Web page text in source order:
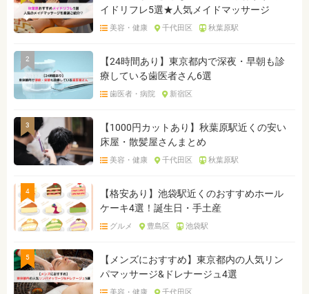
イドリフレ5選★人気メイドマッサージ
美容・健康 千代田区 秋葉原駅
2
【24時間あり】東京都内で深夜・早朝も診
療している歯医者さん6選
歯医者・病院 新宿区
3
【1000円カットあり】秋葉原駅近くの安い
床屋・散髪屋さんまとめ
美容・健康 千代田区 秋葉原駅
4
【格安あり】池袋駅近くのおすすめホール
ケーキ4選！誕生日・手土産
グルメ 豊島区 池袋駅
5
【メンズにおすすめ】東京都内の人気リン
パマッサージ&ドレナージュ4選